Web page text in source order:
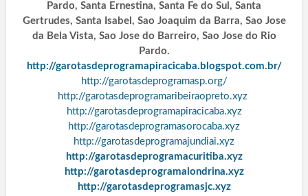
Pardo, Santa Ernestina, Santa Fe do Sul, Santa
Gertrudes, Santa Isabel, Sao Joaquim da Barra, Sao Jose
da Bela Vista, Sao Jose do Barreiro, Sao Jose do Rio
Pardo.
http://garotasdeprogramapiracicaba.blogspot.com.br/
http://garotasdeprogramasp.org/
http://garotasdeprogramaribeiraopreto.xyz
http://garotasdeprogramapiracicaba.xyz
http://garotasdeprogramasorocaba.xyz
http://garotasdeprogramajundiai.xyz
http://garotasdeprogramacuritiba.xyz
http://garotasdeprogramalondrina.xyz
http://garotasdeprogramasjc.xyz